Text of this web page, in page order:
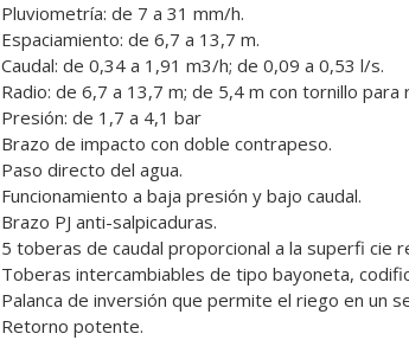
Pluviometría: de 7 a 31 mm/h.
Espaciamiento: de 6,7 a 13,7 m.
Caudal: de 0,34 a 1,91 m3/h; de 0,09 a 0,53 l/s.
Radio: de 6,7 a 13,7 m; de 5,4 m con tornillo para
Presión: de 1,7 a 4,1 bar
Brazo de impacto con doble contrapeso.
Paso directo del agua.
Funcionamiento a baja presión y bajo caudal.
Brazo PJ anti-salpicaduras.
5 toberas de caudal proporcional a la superfi cie
Toberas intercambiables de tipo bayoneta,
Palanca de inversión que permite el riego en un
Retorno potente.